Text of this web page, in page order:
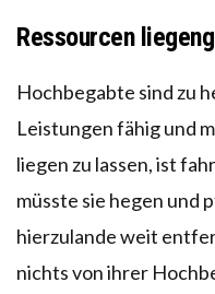
Ressourcen
Hochbegabte sind zu
Leistungen fähig und
liegen zu lassen, ist
müsste sie hegen und
hierzulande weit
nichts von ihrer